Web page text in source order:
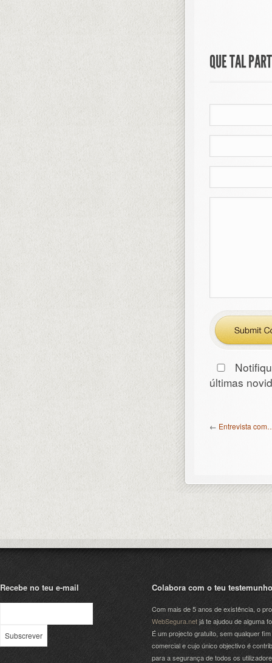
QUE TAL
últimas
← Entrevista
Recebe no teu e-mail Colabora com o teu testemunho
Com mais de 5 anos de existência, o
WebSegura.netjá te ajudou de alguma
É um projecto gratuito, sem qualquer fim
comercial e cujo único objectivo é
para a segurança de todos os